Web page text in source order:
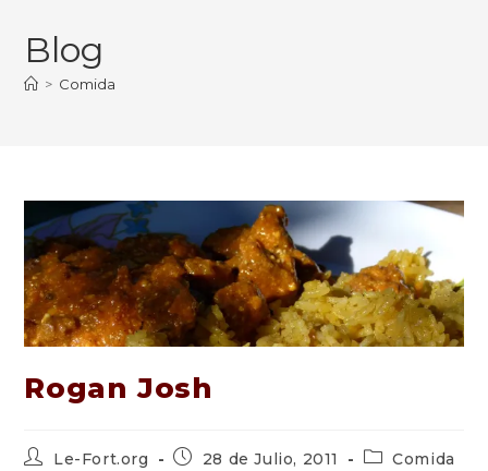
Blog
> Comida
Rogan Josh
AutorLe-Fort.org
Publicación
28 de Julio, 2011
Categoría
Comida